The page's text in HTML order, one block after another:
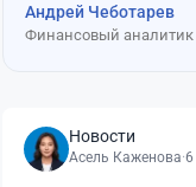
Андрей Чеботарев
Финансовый аналитик
Новости
Асель Каженова·6